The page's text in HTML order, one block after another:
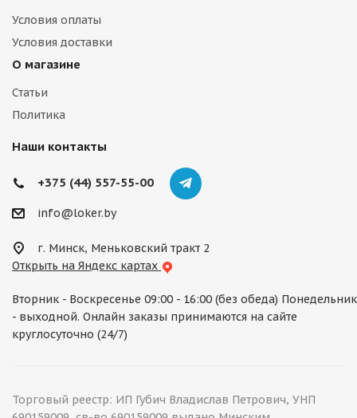
Условия оплаты
Условия доставки
О магазине
Статьи
Политика
Наши контакты
+375 (44) 557-55-00
info@loker.by
г. Минск, Меньковский тракт 2
Открыть на Яндекс картах
Вторник - Воскресенье 09:00 - 16:00 (без обеда) Понедельник
- выходной. Онлайн заказы принимаются на сайте
круглосуточно (24/7)
Торговый реестр: ИП Губич Владислав Петрович, УНП